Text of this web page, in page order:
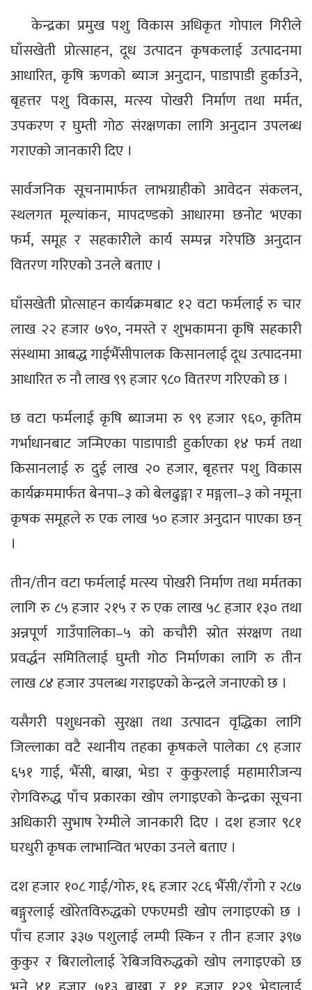
केन्द्रका प्रमुख पशु विकास अधिकृत गोपाल गिरीले
घाँसखेती प्रोत्साहन, दूध उत्पादन कृषकलाई उत्पादनमा
आधारित, कृषि ऋणको ब्याज अनुदान, पाडापाडी हुर्काउने,
बृहत्तर पशु विकास, मत्स्य पोखरी निर्माण तथा मर्मत,
उपकरण र घुम्ती गोठ संरक्षणका लागि अनुदान उपलब्ध
गराएको जानकारी दिए ।
सार्वजनिक सूचनामार्फत लाभग्राहीको आवेदन संकलन,
स्थलगत मूल्यांकन, मापदण्डको आधारमा छनोट भएका
फर्म, समूह र सहकारीले कार्य सम्पन्न गरेपछि अनुदान
वितरण गरिएको उनले बताए ।
घाँसखेती प्रोत्साहन कार्यक्रमबाट १२ वटा फर्मलाई रु चार
लाख २२ हजार ७९०, नमस्ते र शुभकामना कृषि सहकारी
संस्थामा आबद्ध गाईभैँसीपालक किसानलाई दूध उत्पादनमा
आधारित रु नौ लाख ९९ हजार ९८० वितरण गरिएको छ ।
छ वटा फर्मलाई कृषि ब्याजमा रु ९९ हजार ९६०, कृतिम
गर्भाधानबाट जन्मिएका पाडापाडी हुर्काएका १४ फर्म तथा
किसानलाई रु दुई लाख २० हजार, बृहत्तर पशु विकास
कार्यक्रममार्फत बेनपा–३ को बेलढुङ्गा र मङ्गला–३ को नमूना
कृषक समूहले रु एक लाख ५० हजार अनुदान पाएका छन्
।
तीन/तीन वटा फर्मलाई मत्स्य पोखरी निर्माण तथा मर्मतका
लागि रु ८५ हजार २१५ र रु एक लाख ५८ हजार १३० तथा
अन्नपूर्ण गाउँपालिका–५ को कचौरी स्रोत संरक्षण तथा
प्रवर्द्धन समितिलाई घुम्ती गोठ निर्माणका लागि रु तीन
लाख ८४ हजार उपलब्ध गराइएको केन्द्रले जनाएको छ ।
यसैगरी पशुधनको सुरक्षा तथा उत्पादन वृद्धिका लागि
जिल्लाका वटै स्थानीय तहका कृषकले पालेका ८९ हजार
६५१ गाई, भैँसी, बाख्रा, भेडा र कुकुरलाई महामारीजन्य
रोगविरुद्ध पाँच प्रकारका खोप लगाइएको केन्द्रका सूचना
अधिकारी सुभाष रेग्मीले जानकारी दिए । दश हजार ९८१
घरधुरी कृषक लाभान्वित भएका उनले बताए ।
दश हजार १०८ गाई/गोरु, १६ हजार २८६ भैँसी/राँगो र २८७
बङ्गुरलाई खोरेतविरुद्धको एफएमडी खोप लगाइएको छ ।
पाँच हजार ३३७ पशुलाई लम्पी स्किन र तीन हजार ३९७
कुकुर र बिरालोलाई रेबिजविरुद्धको खोप लगाइएको छ